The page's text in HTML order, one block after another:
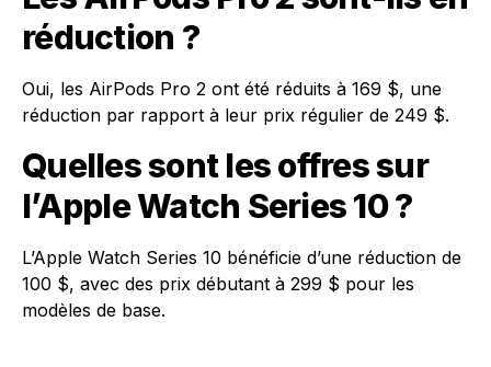
réduction ?
Oui, les AirPods Pro 2 ont été réduits à 169 $, une
réduction par rapport à leur prix régulier de 249 $.
Quelles sont les offres sur
l’Apple Watch Series 10 ?
L’Apple Watch Series 10 bénéficie d’une réduction de
100 $, avec des prix débutant à 299 $ pour les
modèles de base.